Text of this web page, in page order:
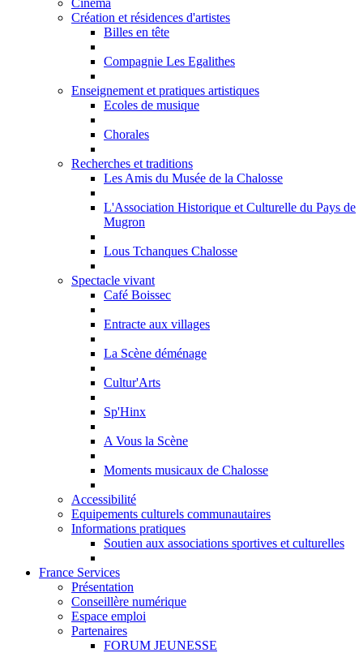
Cinéma
Création et résidences d'artistes
Billes en tête
Compagnie Les Egalithes
Enseignement et pratiques artistiques
Ecoles de musique
Chorales
Recherches et traditions
Les Amis du Musée de la Chalosse
L'Association Historique et Culturelle du Pays de
Mugron
Lous Tchanques Chalosse
Spectacle vivant
Café Boissec
Entracte aux villages
La Scène déménage
Cultur'Arts
Sp'Hinx
A Vous la Scène
Moments musicaux de Chalosse
Accessibilité
Equipements culturels communautaires
Informations pratiques
Soutien aux associations sportives et culturelles
France Services
Présentation
Conseillère numérique
Espace emploi
Partenaires
FORUM JEUNESSE